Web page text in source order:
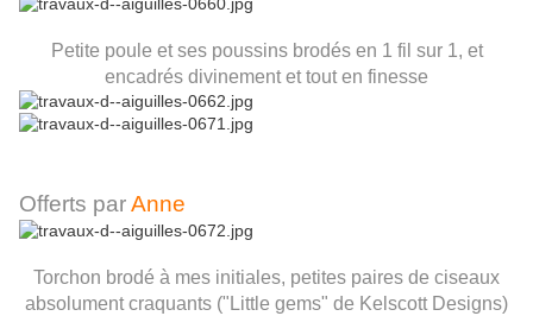
Petite poule et ses poussins brodés en 1 fil sur 1, et
encadrés divinement et tout en finesse
Offerts parAnne
Torchon brodé à mes initiales, petites paires de ciseaux
absolument craquants ("Little gems" de Kelscott Designs)